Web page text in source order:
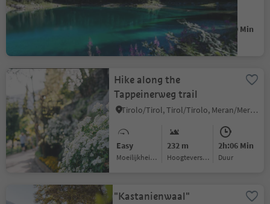
Easy
Moeilijkheidsgraad
21 m
Hoogteverschil
0h:19 Min
Duur
Hike along the
Tappeinerweg trail
Tirolo/Tirol, Tirol/Tirolo, Meran/Merano and environs
Easy
Moeilijkheidsgraad
232 m
Hoogteverschil
2h:06 Min
Duur
"Kastanienwaal"